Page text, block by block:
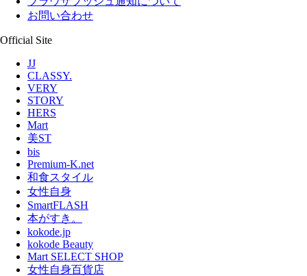
お問い合わせ
Official Site
JJ
CLASSY.
VERY
STORY
HERS
Mart
美ST
bis
Premium-K.net
和食スタイル
女性自身
SmartFLASH
本がすき。
kokode.jp
kokode Beauty
Mart SELECT SHOP
女性自身百貨店